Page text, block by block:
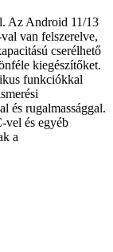
Az Android 11/13
van felszerelve,
cserélhető
kiegészítőket.
funkciókkal
és rugalmassággal.
vel és egyéb
a